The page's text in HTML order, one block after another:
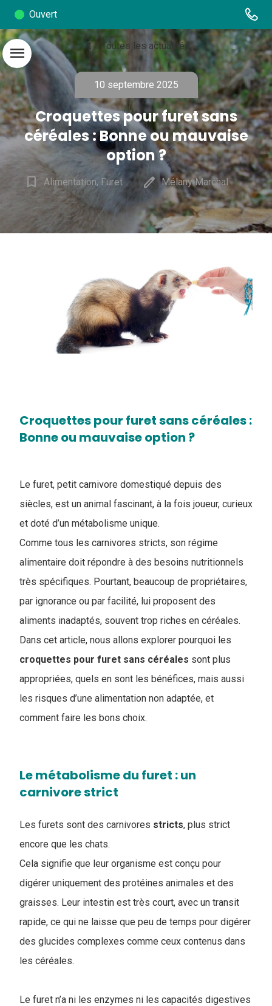
Ouvert
menu chevron_left Toutes les actualités
10 septembre 2025
Croquettes pour furet sans
céréales : Bonne ou mauvaise
option ?
bookmark_border Alimentation, Furet edit Mélany Marchal
Croquettes pour furet sans céréales :
Bonne ou mauvaise option ?
Le furet, petit carnivore domestiqué depuis des
siècles, est un animal fascinant, à la fois joueur, curieux
et doté d’un métabolisme unique.
Comme tous les carnivores stricts, son régime
alimentaire doit répondre à des besoins nutritionnels
très spécifiques. Pourtant, beaucoup de propriétaires,
par ignorance ou par facilité, lui proposent des
aliments inadaptés, souvent trop riches en céréales.
Dans cet article, nous allons explorer pourquoi les
croquettes pour furet sans céréales sont plus
appropriées, quels en sont les bénéfices, mais aussi
les risques d’une alimentation non adaptée, et
comment faire les bons choix.
Le métabolisme du furet : un
carnivore strict
Les furets sont des carnivores stricts, plus strict
encore que les chats.
Cela signifie que leur organisme est conçu pour
digérer uniquement des protéines animales et des
graisses. Leur intestin est très court, avec un transit
rapide, ce qui ne laisse que peu de temps pour digérer
des glucides complexes comme ceux contenus dans
les céréales.
Le furet n’a ni les enzymes ni les capacités digestives